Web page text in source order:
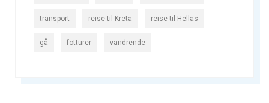
transport reise til Kreta reise til Hellas
gå fotturer vandrende